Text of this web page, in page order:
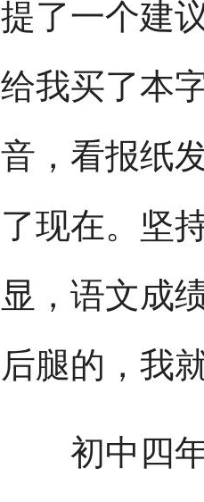
提了一个建
给我买了本
音，看报纸
了现在。坚
显，语文成
后腿的，我
初中四年